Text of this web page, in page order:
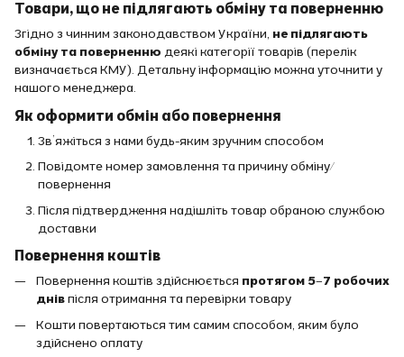
Товари, що не підлягають обміну та поверненню
Згідно з чинним законодавством України, не підлягають
обміну та поверненню деякі категорії товарів (перелік
визначається КМУ). Детальну інформацію можна уточнити у
нашого менеджера.
Як оформити обмін або повернення
Зв’яжіться з нами будь-яким зручним способом
Повідомте номер замовлення та причину обміну/
повернення
Після підтвердження надішліть товар обраною службою
доставки
Повернення коштів
Повернення коштів здійснюється протягом 5–7 робочих
днівпісля отримання та перевірки товару
Кошти повертаються тим самим способом, яким було
здійснено оплату